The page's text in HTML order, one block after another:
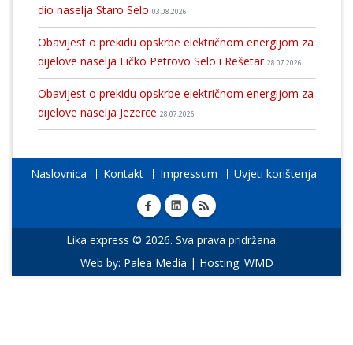
dio naselja Staro Selo 03.08.2026
Obavijest o prekidu opskrbe električnom energijom za
dijelove naselja Ličko Petrovo Selo i Rešetar 28.07.2026
Obavijest o prekidu opskrbe električnom energijom za
dijelove naselja Jezerce 28.07.2026
Naslovnica Kontakt Impressum Uvjeti korištenja
Lika express © 2026. Sva prava pridržana.
Web by: Palea Media | Hosting: WMD